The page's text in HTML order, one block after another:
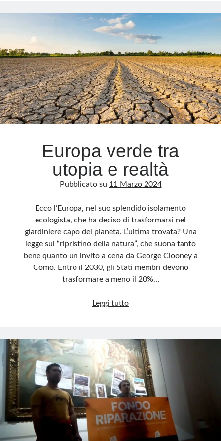
ecologico
a
tutti
costi
Europa verde tra
utopia e realtà
Pubblicato su 11 Marzo 2024
Ecco l’Europa, nel suo splendido isolamento
ecologista, che ha deciso di trasformarsi nel
giardiniere capo del pianeta. L’ultima trovata? Una
legge sul “ripristino della natura”, che suona tanto
bene quanto un invito a cena da George Clooney a
Como. Entro il 2030, gli Stati membri devono
trasformare almeno il 20%…
Leggi tuttoEuropa
utopia
e
realtà